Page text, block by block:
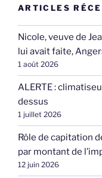
ARTICLES
Nicole, veuve de
lui avait faite,
1 août 2026
ALERTE :
dessus
1 juillet 2026
Rôle de capitation
par montant de
12 juin 2026